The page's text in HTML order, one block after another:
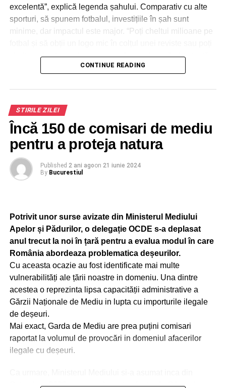
excelentă”, explică legenda șahului. Comparativ cu alte
sporturi, să spunem fotbalul, investițiile în șah sunt
minime, dar impactul este major. “Poți cheltui milioane pe
cheltui o fracțiune din acea sumă pe șah și să obții toată
publicitatea pe care o dorești în întreaga țară și pe
Anul viitor turneul de șah fondat de Garry Kasparov,
Grand Chess Tour, împlinește zece ani. Tot anul viitor se
fac 40 de ani de la victoria memorabilă în care Kasparov
câștiga titlul mondial la șah și devenea și cel mai longeviv
campion mondial.
Tour (GCT) a atins azi echilibrul perfect, spune fondatorul
său, beneficiind de două grupuri puternice de
sponsorizare de ambele părți ale Atlanticului.
Din nou la București
ADVERTISEMENT
Prezent la București pentru a cincea oară la rând,
Kasparov
a acordat un interviu
cu câteva zile înainte de
începerea celei de-a doua etape a Grand Chess Tour,
Superbet Chess Classic Romania. De la bun început, a
CONTINUE READING
STIRILE ZILEI
Încă 150 de comisari de mediu
pentru a proteja natura
Published 2 ani agoon 21 iunie 2024
By Bucurestiul
Potrivit unor surse avizate din Ministerul Mediului
Apelor și Pădurilor, o delegație OCDE s-a deplasat
anul trecut la noi în țară pentru a evalua modul în care
România abordeaza problematica deșeurilor.
Cu aceasta ocazie au fost identificate mai multe
vulnerabilități ale țării noastre in domeniu. Una dintre
acestea o reprezinta lipsa capacității administrative a
Gărzii Naționale de Mediu in lupta cu importurile ilegale
de deșeuri.
Mai exact, Garda de Mediu are prea puțini comisari
raportat la volumul de provocări in domeniul afacerilor
ilegale cu deșeuri.
Octombrie 2023 ca va suplimenta efectivele Gărzii de